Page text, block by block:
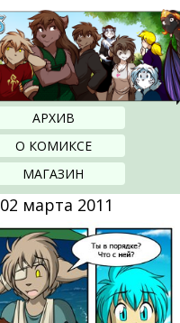
АРХИВ
О КОМИКСЕ
МАГАЗИН
марта 2011